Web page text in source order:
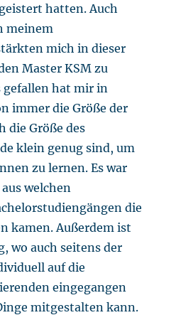
hatten. Auch
meinem
mich in dieser
Master KSM zu
gefallen hat mir in
immer die Größe der
die Größe des
klein genug sind, um
zu lernen. Es war
welchen
die
kamen. Außerdem ist
wo auch seitens der
auf die
eingegangen
mitgestalten kann.